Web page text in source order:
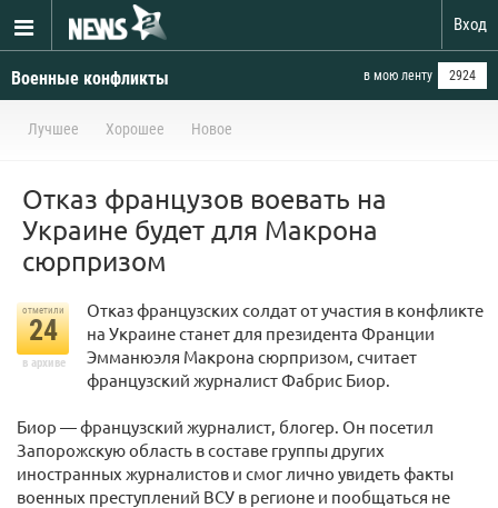
Вход
Военные конфликты в мою ленту 2924
Лучшее Хорошее Новое
Отказ французов воевать на
Украине будет для Макрона
сюрпризом
отметили
24
в архиве
Отказ французских солдат от участия в конфликте
на Украине станет для президента Франции
Эмманюэля Макрона сюрпризом, считает
французский журналист Фабрис Биор.
Биор — французский журналист, блогер. Он посетил
Запорожскую область в составе группы других
иностранных журналистов и смог лично увидеть факты
военных преступлений ВСУ в регионе и пообщаться не